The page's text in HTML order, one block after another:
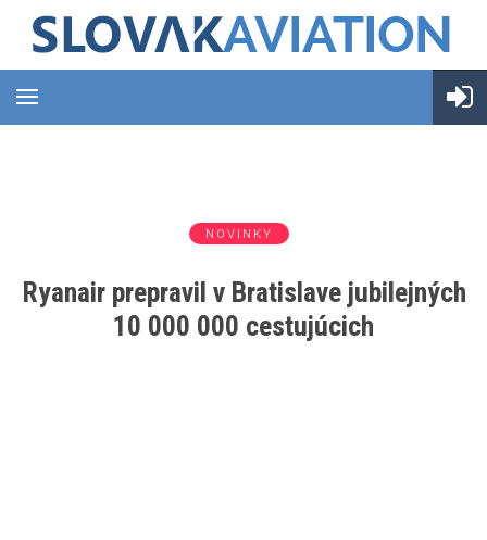
NOVINKY
Ryanair prepravil v Bratislave jubilejných
10 000 000 cestujúcich